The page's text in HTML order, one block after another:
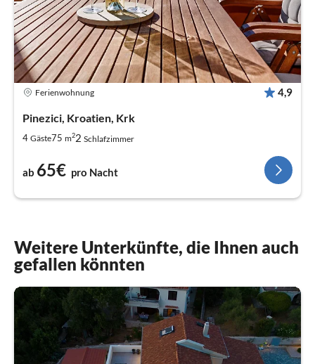
Ferienwohnung 4,9
Pinezici, Kroatien, Krk
4 Gäste75 m22 Schlafzimmer
ab 65€ pro Nacht
Weitere Unterkünfte, die Ihnen auch
gefallen könnten